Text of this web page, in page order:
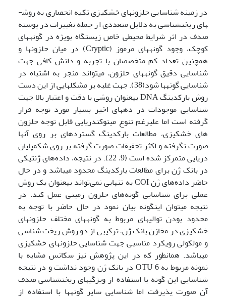
در زمینه شناسایی حلزون­های خشکی­زی تکیه انحصاری به روش­
های ریخت­شناسی به دلایل متعددی از جمله تغییرات در پوسته
صدف در اثر شرایط محیطی خاص زیستگاه بویژه در گونه­های
کوچک، وجود گونه­های مرموز (Cryptic) در میان حلزون­ها و
همچنین تعداد کم متخصصان با تجربه و دانش کافی جهت
شناسایی دقیق گونه­ها­ی حلزون، می­تواند منجر به اشتباه در
شناسایی گونه­ها شود(38). جهت غلبه بر مشکل­هایی از این دست
روش بارکدینگ DNA‌ به­عنوان روشی با دقت و اعتبار بالا جهت
شناسایی موجودات در دهه­ای اخیر بسیار مورد توجه قرار
گرفته است اما علیرغم تنوع میتوکندریایی قابل توجه حلزون
های خشکی­زی، مطالعات بارکدینگ گسترده­ای بر روی آن­ها
صورت نگرفته و اکثر تحقیقات صورت گرفته بر روی شکم­پایان
دریایی متمرکز شده است (9، 22). در نتیجه، داده‌های ژنتیکی
در بانک ژن برای مطالعات بارکدینگ محدود می­باشد و در حال
حاضر داده‌های ژن COI به تنهایی نمی‌تواند به­عنوان یک روش
عملی برای شناسایی گونه‌های حلزون زمینی عمل کند. در
نتیجه می­توان اینگونه بیان نمود در حال حاضر با توجه به
محدود بودن توالی­های مربوط به گونه­های مختلف حلزون­های
خشکی­زی در مخازن بانک ژن، ترکیبی از دو روش ریخت شناسی
و مولکولی رویکرد مناسبی جهت شناسایی حلزون­های خشکی­زی
می­باشد. همانطور که در این پژوهش نیز سکانس مشابه با
نمونه مربوط به OTU 6‌ در بانک ژن وجود نداشت و در نتیجه
شناسایی این گونه با استفاده از ویژگی­های ریخت­شناسی صدف
آن صورت پذیرفت اما شناسایی سایر گونه­ها با استفاده از